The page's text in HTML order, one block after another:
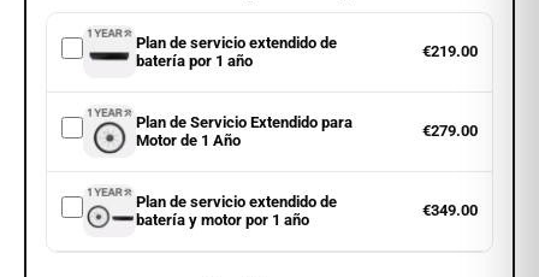
Plan de servicio extendido de
batería por 1 año
€219.00
Plan de Servicio Extendido para
Motor de 1 Año
€279.00
Plan de servicio extendido de
batería y motor por 1 año
€349.00